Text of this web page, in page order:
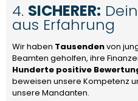
4. SICHERER:
aus Erfahrung
Wir haben Tausendenvon
Beamten geholfen, ihre
Hunderte positive
beweisen unsere Kompetenz
unsere Mandanten.